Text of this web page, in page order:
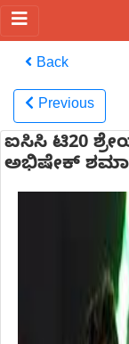
Back
Previous
ಐಸಿಸಿ ಟಿ20
ಅಭಿಷೇಕ್